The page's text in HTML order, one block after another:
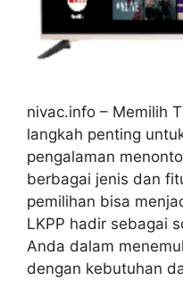
nivac.info – Memilih
langkah penting
pengalaman
berbagai jenis dan
pemilihan bisa
LKPP hadir sebagai
Anda dalam
dengan kebutuhan